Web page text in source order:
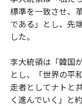
標準を一致させ、
である」とし、先
した。
李大統領は「韓国
とし、「世界の平
走者としてナトと
く進んでいく」と